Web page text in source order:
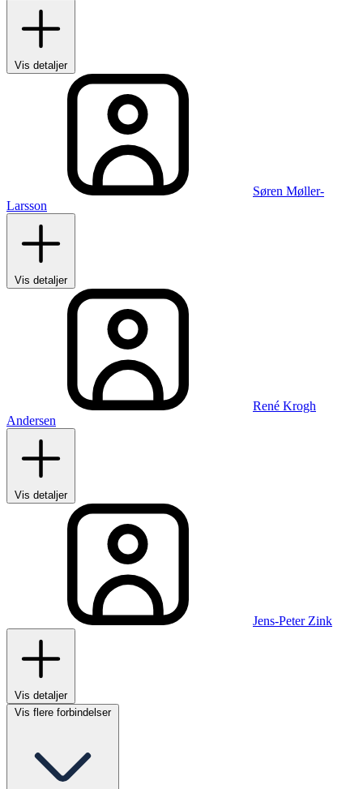
Vis detaljer
Søren Møller-
Larsson
Vis detaljer
René Krogh
Andersen
Vis detaljer
Jens-Peter Zink
Vis detaljer
Vis flere forbindelser